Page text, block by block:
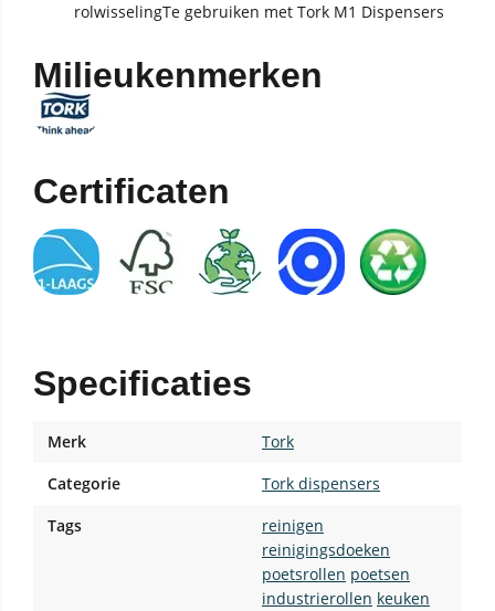
rolwisselingTe gebruiken met Tork M1 Dispensers
Milieukenmerken
Certificaten
Specificaties
Merk
Tork
Categorie
Tork dispensers
Tags
reinigen
reinigingsdoeken
poetsrollen poetsen
industrierollen keuken